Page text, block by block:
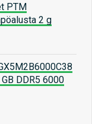
PTM
2 g
DDR5 6000